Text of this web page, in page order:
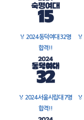
🏅 2024 동덕여대 32명
합격!!
🏅
🏅 2024 서울시립대 7명
합격!!
🏅